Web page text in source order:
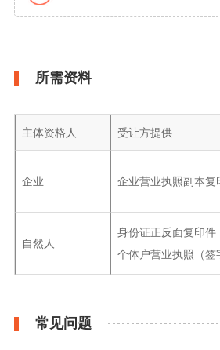
所需资料
主体资格人 受让方提供
企业 企业营业执照副本复
自然人
身份证正反面复印件
个体户营业执照（签
常见问题